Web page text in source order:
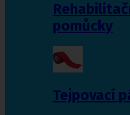
pomůcky
Tejpovací